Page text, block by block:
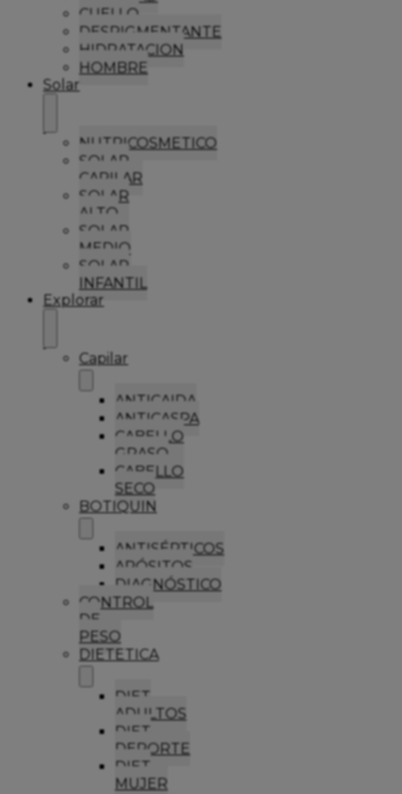
CUELLO
DESPIGMENTANTE
HIDRATACION
HOMBRE
Solar
NUTRICOSMETICO
SOLAR
CAPILAR
SOLAR
ALTO
SOLAR
MEDIO
SOLAR
INFANTIL
Explorar
Capilar
ANTICAIDA
ANTICASPA
CABELLO
GRASO
CABELLO
SECO
BOTIQUIN
ANTISÉPTICOS
APÓSITOS
DIAGNÓSTICO
CONTROL
DE
PESO
DIETETICA
DIET
ADULTOS
DIET
DEPORTE
DIET
MUJER